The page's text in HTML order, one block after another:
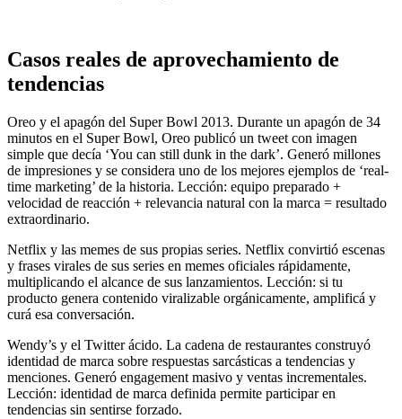
Casos reales de aprovechamiento de
tendencias
Oreo y el apagón del Super Bowl 2013. Durante un apagón de 34
minutos en el Super Bowl, Oreo publicó un tweet con imagen
simple que decía ‘You can still dunk in the dark’. Generó millones
de impresiones y se considera uno de los mejores ejemplos de ‘real-
time marketing’ de la historia. Lección: equipo preparado +
velocidad de reacción + relevancia natural con la marca = resultado
extraordinario.
Netflix y las memes de sus propias series. Netflix convirtió escenas
y frases virales de sus series en memes oficiales rápidamente,
multiplicando el alcance de sus lanzamientos. Lección: si tu
producto genera contenido viralizable orgánicamente, amplificá y
curá esa conversación.
Wendy’s y el Twitter ácido. La cadena de restaurantes construyó
identidad de marca sobre respuestas sarcásticas a tendencias y
menciones. Generó engagement masivo y ventas incrementales.
Lección: identidad de marca definida permite participar en
tendencias sin sentirse forzado.